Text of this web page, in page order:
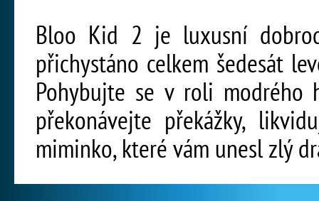
Bloo Kid 2 je luxusní
přichystáno celkem šedesát
Pohybujte se v roli modrého
překonávejte překážky,
miminko, které vám unesl zlý